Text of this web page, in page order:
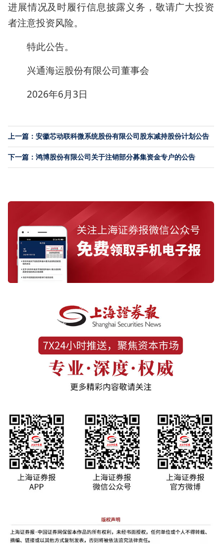
进展情况及时履行信息披露义务，敬请广大投资
者注意投资风险。
特此公告。
兴通海运股份有限公司董事会
2026年6月3日
上一篇：安徽芯动联科微系统股份有限公司股东减持股份计划公告
下一篇：鸿博股份有限公司关于注销部分募集资金专户的公告